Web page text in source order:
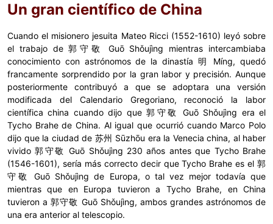
Un gran científico de China
Cuando el misionero jesuita Mateo Ricci (1552-1610) leyó sobre
el trabajo de 郭守敬 Guō Shǒujìng mientras intercambiaba
conocimiento con astrónomos de la dinastía 明 Míng, quedó
francamente sorprendido por la gran labor y precisión. Aunque
posteriormente contribuyó a que se adoptara una versión
modificada del Calendario Gregoriano, reconoció la labor
científica china cuando dijo que 郭守敬 Guō Shǒujìng era el
Tycho Brahe de China. Al igual que ocurrió cuando Marco Polo
dijo que la ciudad de 苏州 Sūzhōu era la Venecia china, al haber
vivido 郭守敬 Guō Shǒujìng 230 años antes que Tycho Brahe
(1546-1601), sería más correcto decir que Tycho Brahe es el 郭
守敬 Guō Shǒujìng de Europa, o tal vez mejor todavía que
mientras que en Europa tuvieron a Tycho Brahe, en China
tuvieron a 郭守敬 Guō Shǒujìng, ambos grandes astrónomos de
una era anterior al telescopio.